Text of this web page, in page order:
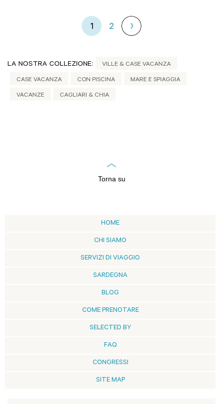
1 2
LA NOSTRA COLLEZIONE: VILLE & CASE VACANZA
CASE VACANZA CON PISCINA MARE E SPIAGGIA
VACANZE CAGLIARI & CHIA
Torna su
HOME
CHI SIAMO
SERVIZI DI VIAGGIO
SARDEGNA
BLOG
COME PRENOTARE
SELECTED BY
FAQ
CONGRESSI
SITE MAP